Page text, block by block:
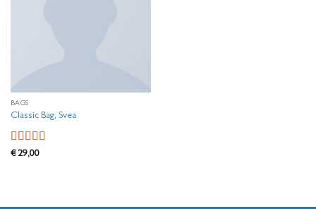
BAGS
Classic Bag, Svea
Waardering
€29,00